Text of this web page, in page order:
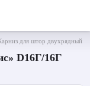
для штор двухрядный
D16Г/16Г